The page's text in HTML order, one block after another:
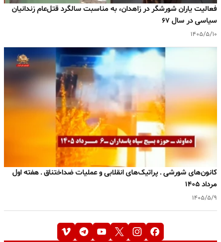
فعالیت یاران شورشگر در زاهدان، به مناسبت سالگرد قتل‌عام زندانیان
سیاسی در سال ۶۷
۱۴۰۵/۵/۱۰
کانون‌های شورشی ـ پراتیک‌های انقلابی و عملیات ضداختناق ـ هفته اول
مرداد ۱۴۰۵
۱۴۰۵/۵/۹